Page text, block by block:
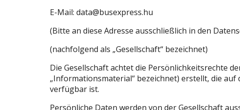
E-Mail: data@busexpress.hu
(Bitte an diese Adresse ausschließlich in den
(nachfolgend als „Gesellschaft“ bezeichnet)
Die Gesellschaft achtet die Persönlichkeitsrechte
„Informationsmaterial“ bezeichnet) erstellt, die
verfügbar ist.
Persönliche Daten werden von der Gesellschaft